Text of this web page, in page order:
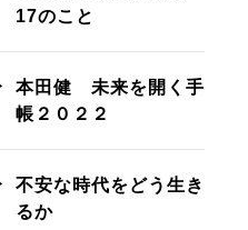
17のこと
本田健 未来を開く手
帳２０２２
不安な時代をどう生き
るか